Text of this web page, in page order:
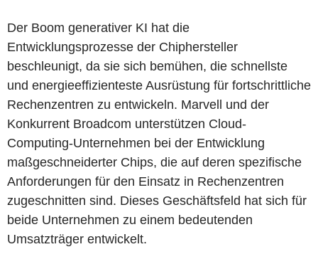
Der Boom generativer KI hat die
Entwicklungsprozesse der Chiphersteller
beschleunigt, da sie sich bemühen, die schnellste
und energieeffizienteste Ausrüstung für fortschrittliche
Rechenzentren zu entwickeln. Marvell und der
Konkurrent Broadcom unterstützen Cloud-
Computing-Unternehmen bei der Entwicklung
maßgeschneiderter Chips, die auf deren spezifische
Anforderungen für den Einsatz in Rechenzentren
zugeschnitten sind. Dieses Geschäftsfeld hat sich für
beide Unternehmen zu einem bedeutenden
Umsatzträger entwickelt.